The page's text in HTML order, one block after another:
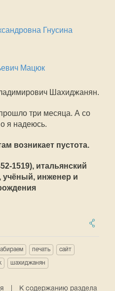
Гнусина
Мацюк
Шахиджанян.
три месяца. А со
я надеюсь.
возникает пустота.
1519), итальянский
учёный, инженер и
печать сайт
шахиджанян
К содержанию раздела